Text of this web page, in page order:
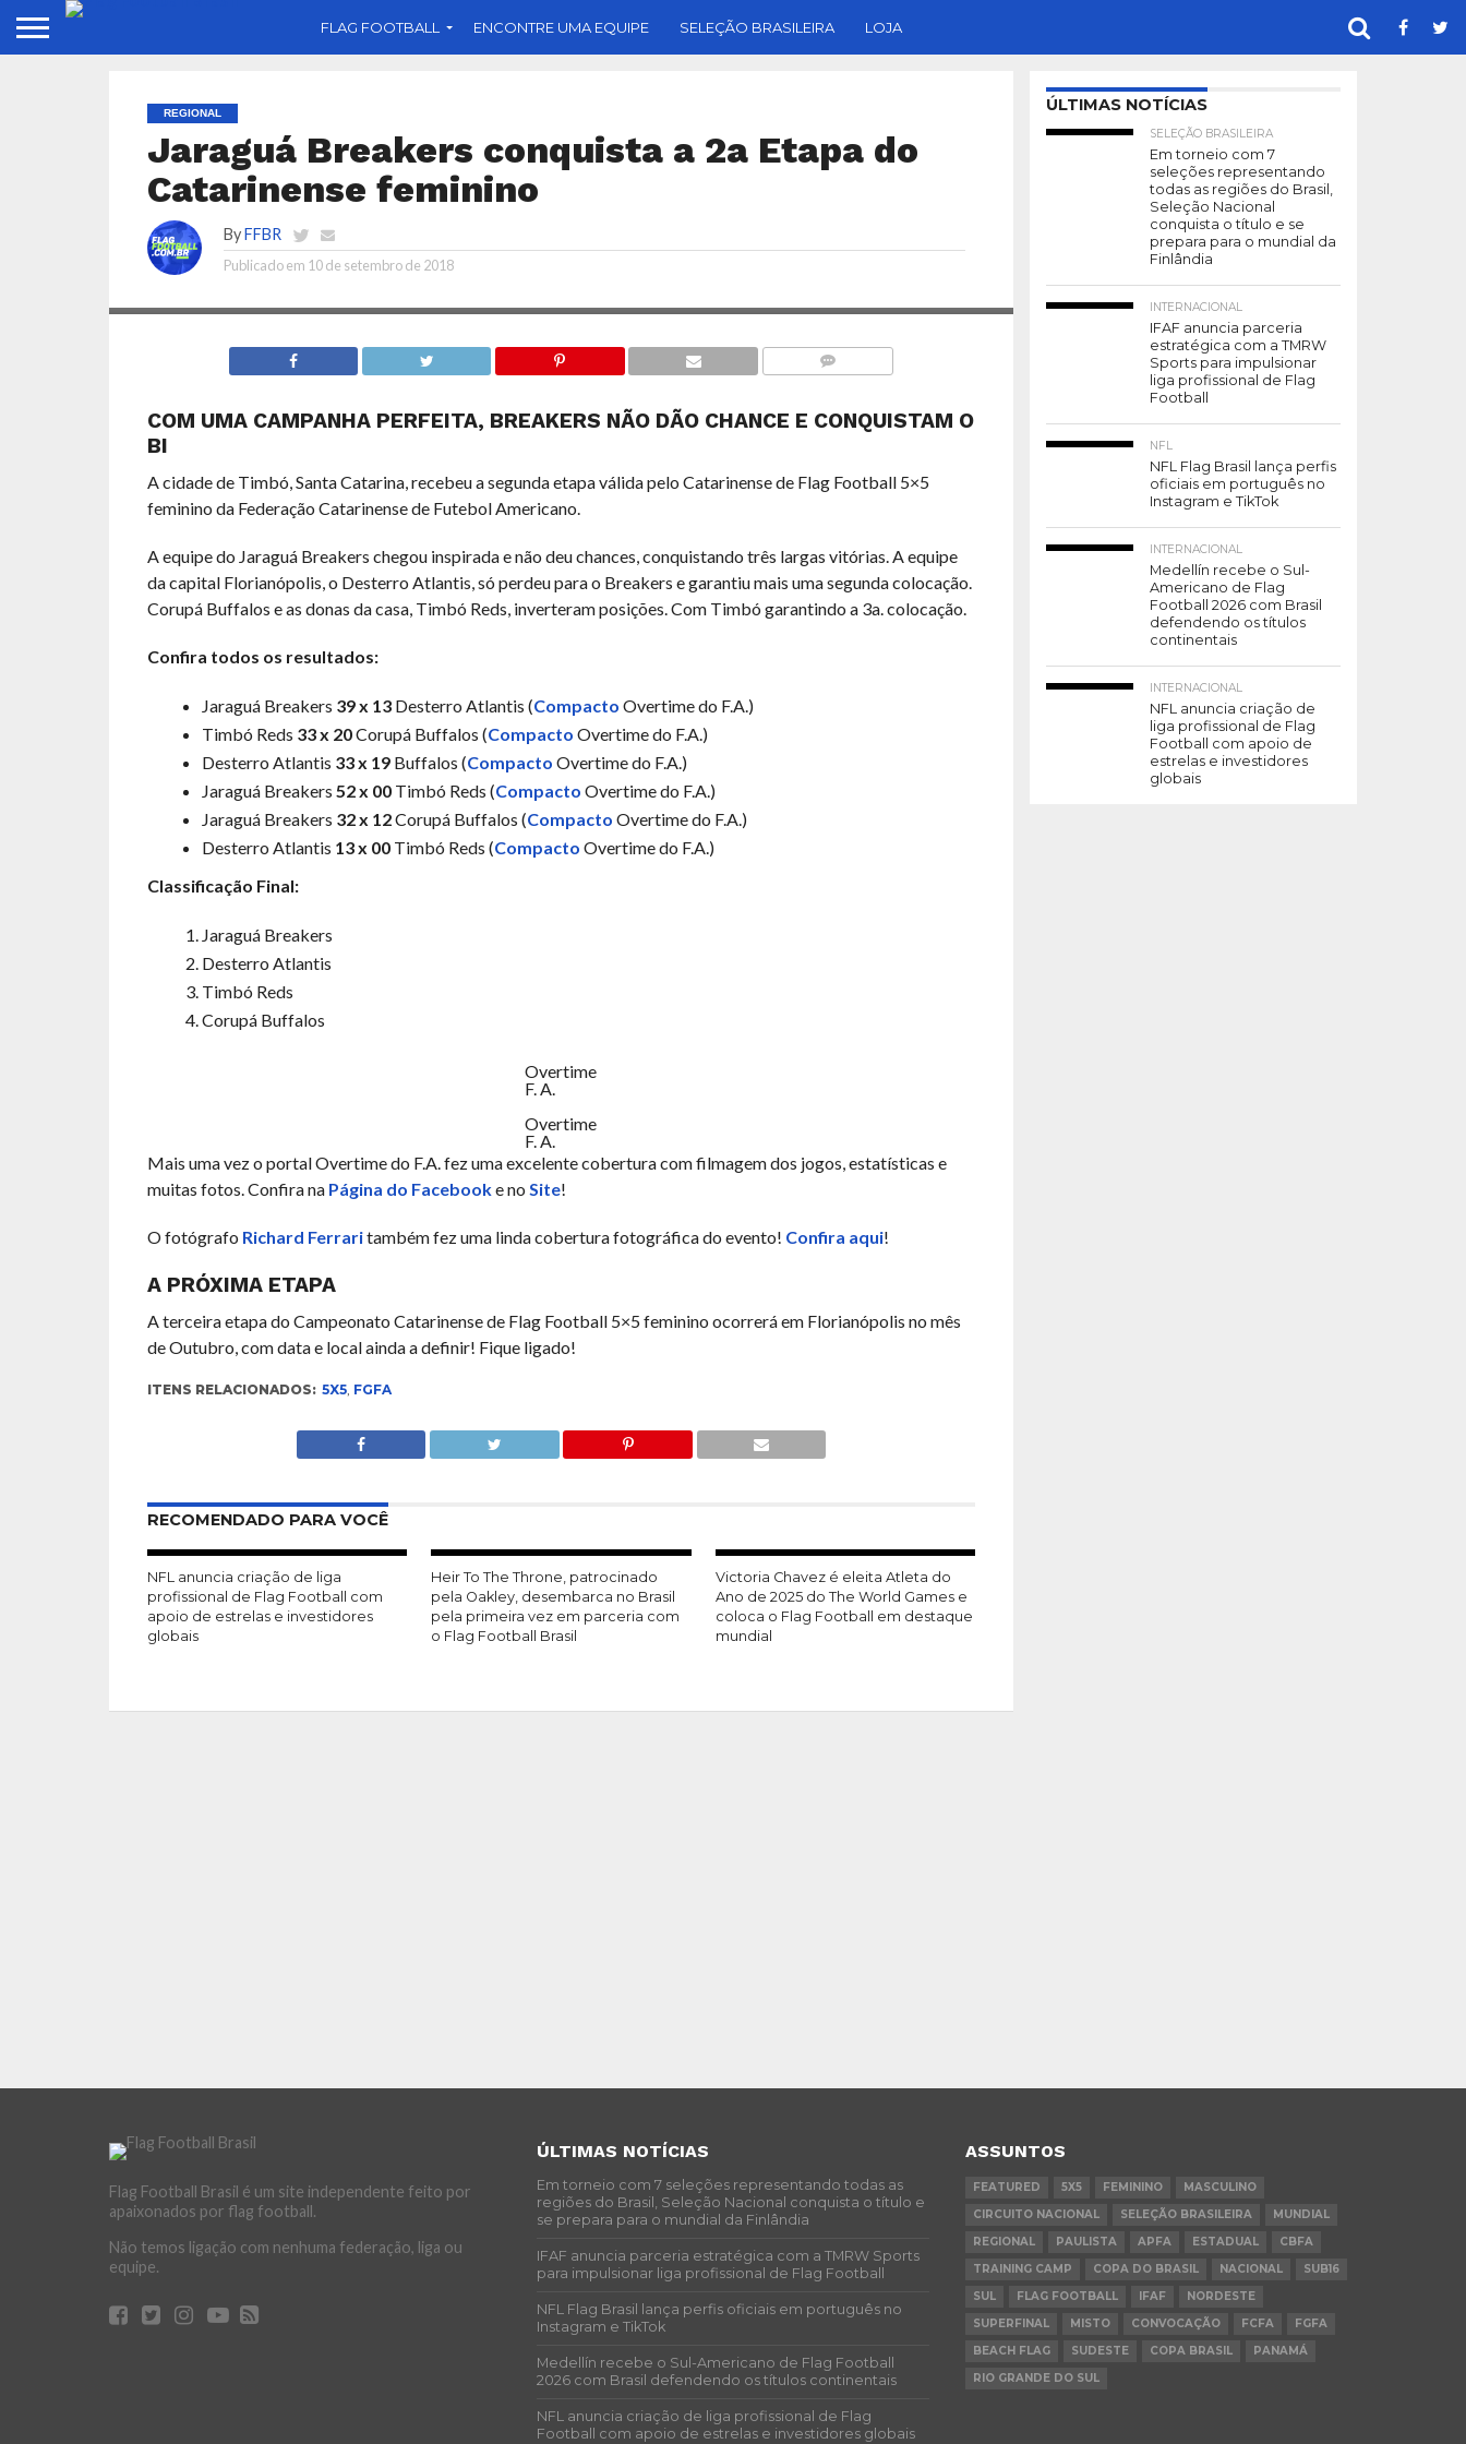
FLAG FOOTBALL ENCONTRE UMA EQUIPE SELEÇÃO BRASILEIRA LOJA
REGIONAL
Jaraguá Breakers conquista a 2a Etapa do
Catarinense feminino
ByFFBR
Publicado em 10 de setembro de 2018
COM UMA CAMPANHA PERFEITA, BREAKERS NÃO DÃO CHANCE E CONQUISTAM O
BI
A cidade de Timbó, Santa Catarina, recebeu a segunda etapa válida pelo Catarinense de Flag Football 5×5
feminino da Federação Catarinense de Futebol Americano.
A equipe do Jaraguá Breakers chegou inspirada e não deu chances, conquistando três largas vitórias. A equipe
da capital Florianópolis, o Desterro Atlantis, só perdeu para o Breakers e garantiu mais uma segunda colocação.
Corupá Buffalos e as donas da casa, Timbó Reds, inverteram posições. Com Timbó garantindo a 3a. colocação.
Confira todos os resultados:
Jaraguá Breakers 39 x 13Desterro Atlantis (Compacto Overtime do F.A.)
Timbó Reds 33 x 20Corupá Buffalos (Compacto Overtime do F.A.)
Desterro Atlantis 33 x 19Buffalos (Compacto Overtime do F.A.)
Jaraguá Breakers 52 x 00Timbó Reds (Compacto Overtime do F.A.)
Jaraguá Breakers 32 x 12Corupá Buffalos (Compacto Overtime do F.A.)
Desterro Atlantis 13 x 00Timbó Reds (Compacto Overtime do F.A.)
Classificação Final:
Jaraguá Breakers
Desterro Atlantis
Timbó Reds
Corupá Buffalos
Overtime
F. A.
Overtime
F. A.
Mais uma vez o portal Overtime do F.A. fez uma excelente cobertura com filmagem dos jogos, estatísticas e
muitas fotos. Confira na Página do Facebooke no Site!
O fotógrafo Richard Ferraritambém fez uma linda cobertura fotográfica do evento! Confira aqui!
A PRÓXIMA ETAPA
A terceira etapa do Campeonato Catarinense de Flag Football 5×5 feminino ocorrerá em Florianópolis no mês
de Outubro, com data e local ainda a definir! Fique ligado!
ITENS RELACIONADOS: 5X5, FGFA
RECOMENDADO PARA VOCÊ
NFL anuncia criação de liga
profissional de Flag Football com
apoio de estrelas e investidores
globais
Heir To The Throne, patrocinado
pela Oakley, desembarca no Brasil
pela primeira vez em parceria com
o Flag Football Brasil
Victoria Chavez é eleita Atleta do
Ano de 2025 do The World Games e
coloca o Flag Football em destaque
mundial
ÚLTIMAS NOTÍCIAS
SELEÇÃO BRASILEIRA
Em torneio com 7
seleções representando
todas as regiões do Brasil,
Seleção Nacional
conquista o título e se
prepara para o mundial da
Finlândia
INTERNACIONAL
IFAF anuncia parceria
estratégica com a TMRW
Sports para impulsionar
liga profissional de Flag
Football
NFL
NFL Flag Brasil lança perfis
oficiais em português no
Instagram e TikTok
INTERNACIONAL
Medellín recebe o Sul-
Americano de Flag
Football 2026 com Brasil
defendendo os títulos
continentais
INTERNACIONAL
NFL anuncia criação de
liga profissional de Flag
Football com apoio de
estrelas e investidores
globais
Flag Football Brasil é um site independente feito por
apaixonados por flag football.
Não temos ligação com nenhuma federação, liga ou
equipe.
ÚLTIMAS NOTÍCIAS
Em torneio com 7 seleções representando todas as
regiões do Brasil, Seleção Nacional conquista o título e
se prepara para o mundial da Finlândia
IFAF anuncia parceria estratégica com a TMRW Sports
para impulsionar liga profissional de Flag Football
NFL Flag Brasil lança perfis oficiais em português no
Instagram e TikTok
Medellín recebe o Sul-Americano de Flag Football
2026 com Brasil defendendo os títulos continentais
NFL anuncia criação de liga profissional de Flag
Football com apoio de estrelas e investidores globais
ASSUNTOS
FEATURED 5X5 FEMININO
MASCULINO
CIRCUITO NACIONAL
SELEÇÃO BRASILEIRA
MUNDIAL
REGIONAL
PAULISTA APFA ESTADUAL
CBFA
TRAINING CAMP
COPA DO BRASIL NACIONAL
SUB16
SUL
FLAG FOOTBALL IFAF
NORDESTE
SUPERFINAL
MISTO CONVOCAÇÃO FCFA
FGFA
BEACH FLAG
SUDESTE COPA BRASIL
PANAMÁ
RIO GRANDE DO SUL